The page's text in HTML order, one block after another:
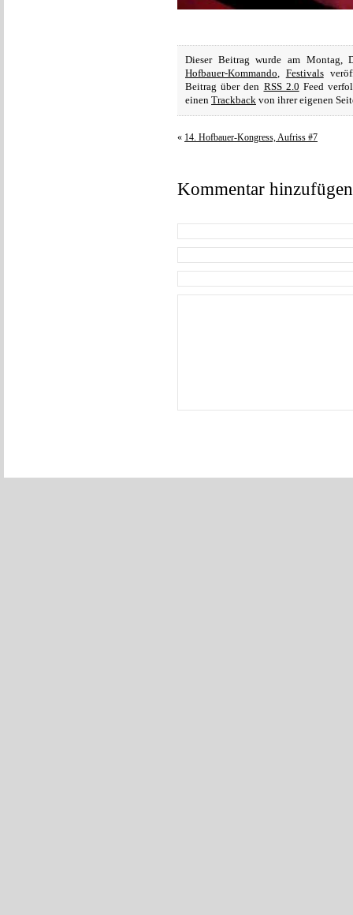
Dieser Beitrag wurde am Montag,
Hofbauer-Kommando, Festivals
Beitrag über den RSS 2.0 Feed
einen Trackback von ihrer eigenen
« 14. Hofbauer-Kongress, Aufriss #7
Kommentar hinzufügen